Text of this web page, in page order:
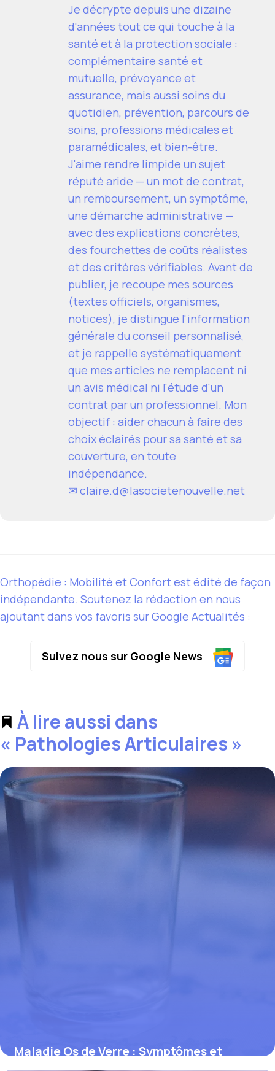
Je décrypte depuis une dizaine
d'années tout ce qui touche à la
santé et à la protection sociale :
complémentaire santé et
mutuelle, prévoyance et
assurance, mais aussi soins du
quotidien, prévention, parcours de
soins, professions médicales et
paramédicales, et bien-être.
J'aime rendre limpide un sujet
réputé aride — un mot de contrat,
un remboursement, un symptôme,
une démarche administrative —
avec des explications concrètes,
des fourchettes de coûts réalistes
et des critères vérifiables. Avant de
publier, je recoupe mes sources
(textes officiels, organismes,
notices), je distingue l'information
générale du conseil personnalisé,
et je rappelle systématiquement
que mes articles ne remplacent ni
un avis médical ni l'étude d'un
contrat par un professionnel. Mon
objectif : aider chacun à faire des
choix éclairés pour sa santé et sa
couverture, en toute
indépendance.
✉ claire.d@lasocietenouvelle.net
Orthopédie : Mobilité et Confort est édité de façon
indépendante. Soutenez la rédaction en nous
ajoutant dans vos favoris sur Google Actualités :
Suivez nous sur Google News
À lire aussi dans
« Pathologies Articulaires »
Maladie Os de Verre : Symptômes et